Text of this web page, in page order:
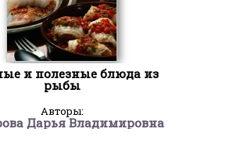
и полезные блюда из
рыбы
Авторы:
Дарья Владимировна